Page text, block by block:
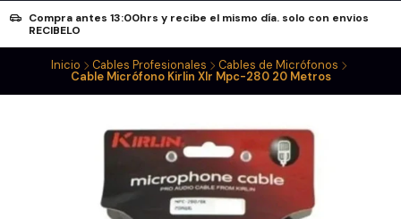
Compra antes 13:00hrs y recibe el mismo día. solo con envios
RECIBELO
Inicio Cables Profesionales Cables de Micrófonos
Cable Micrófono Kirlin Xlr Mpc-280 20 Metros